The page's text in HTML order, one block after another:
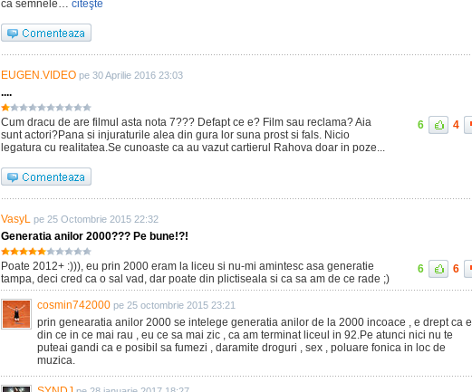
ca semnele… citeşte
EUGEN.VIDEO pe 30 Aprilie 2016 23:03
....
Cum dracu de are filmul asta nota 7??? Defapt ce e? Film sau reclama? Aia
sunt actori?Pana si injuraturile alea din gura lor suna prost si fals. Nicio
legatura cu realitatea.Se cunoaste ca au vazut cartierul Rahova doar in poze...
6 4
VasyL pe 25 Octombrie 2015 22:32
Generatia anilor 2000??? Pe bune!?!
Poate 2012+ :))), eu prin 2000 eram la liceu si nu-mi amintesc asa generatie
tampa, deci cred ca o sal vad, dar poate din plictiseala si ca sa am de ce rade ;)
6 6
cosmin742000 pe 25 octombrie 2015 23:21
prin genearatia anilor 2000 se intelege generatia anilor de la 2000 incoace , e drept ca e
din ce in ce mai rau , eu ce sa mai zic , ca am terminat liceul in 92.Pe atunci nici nu te
puteai gandi ca e posibil sa fumezi , daramite droguri , sex , poluare fonica in loc de
muzica.